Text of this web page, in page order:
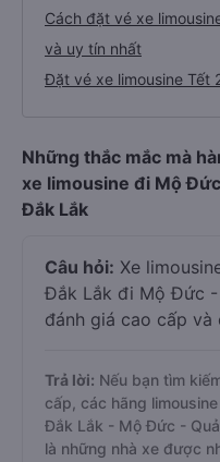
Cách đặt vé xe
và uy tín nhất
Đặt vé xe limousine Tết
Những thắc mắc mà
xe limousine đi Mộ
Đắk Lắk
Câu hỏi: Xe
Đắk Lắk đi Mộ Đức -
đánh giá cao cấp và
Trả lời: Nếu bạn tìm
cấp, các hãng
Đắk Lắk - Mộ Đức -
là những nhà xe được